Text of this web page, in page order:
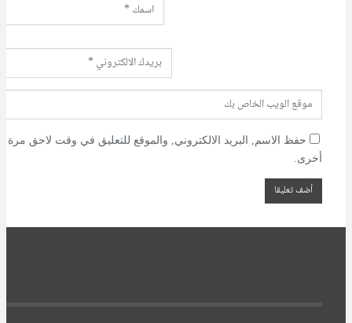
حفظ الاسم, البريد الالكتروني, والموقع للتعليق في وقت لاحق مرة
أخرى.